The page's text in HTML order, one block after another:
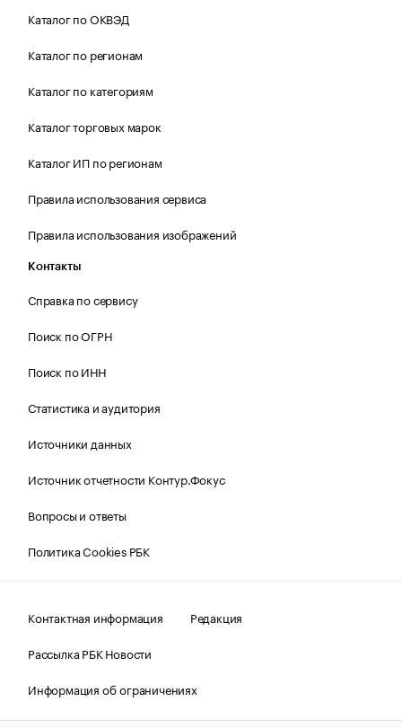
Каталог по ОКВЭД
Каталог по регионам
Каталог по категориям
Каталог торговых марок
Каталог ИП по регионам
Правила использования сервиса
Правила использования изображений
Контакты
Справка по сервису
Поиск по ОГРН
Поиск по ИНН
Статистика и аудитория
Источники данных
Источник отчетности Контур.Фокус
Вопросы и ответы
Политика Cookies РБК
Контактная информация
Редакция
Рассылка РБК Новости
Информация об ограничениях